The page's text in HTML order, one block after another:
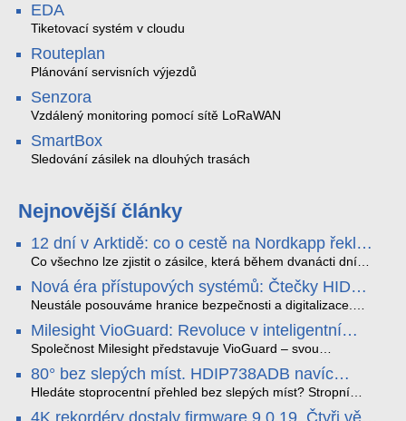
EDA
Tiketovací systém v cloudu
Routeplan
Plánování servisních výjezdů
Senzora
Vzdálený monitoring pomocí sítě LoRaWAN
SmartBox
Sledování zásilek na dlouhých trasách
Nejnovější články
12 dní v Arktidě: co o cestě na Nordkapp řekla
data ze SMARTBOX 2 MAX
Co všechno lze zjistit o zásilce, která během dvanácti dní
projede Arktidou? SMARTBOX 2 MAX jsme vzali na trasu z
Tromsø přes Lofoty, Kirunu a finské Laponsko až na
Nordkapp. Bez jediného dobití, v mrazu až −13 °C a mimo
stabilní mobilní signál zaznamenával polohu, teplotu, světlo,
otřesy i náklon. Výsledkem není jen čára na mapě, ale
podrobný datový příběh celé cesty.
Nová éra přístupových systémů: Čtečky HID
Signo
Neustále posouváme hranice bezpečnosti a digitalizace.
Rádi bychom Vám proto představili naši nejnovější nabídku
v oblasti kontroly přístupu – moderní a vysoce univerzální
čtečky HID Signo.
Milesight VioGuard: Revoluce v inteligentní
detekci dopravních přestupků
Společnost Milesight představuje VioGuard – svou
nejnovější proprietární technologii pro pokročilou detekci
dopravních přestupků. Tento systém, poháněný
sofistikovanými algoritmy umělé inteligence (AI), je navržen
tak, aby poskytoval komplexní nástroje pro vymáhání
80° bez slepých míst. HDIP738ADB navíc
streamuje na YouTube – bez PC.
Hledáte stoprocentní přehled bez slepých míst? Stropní
panoramatická kamera HDIP738ADB skládá obraz ze dvou